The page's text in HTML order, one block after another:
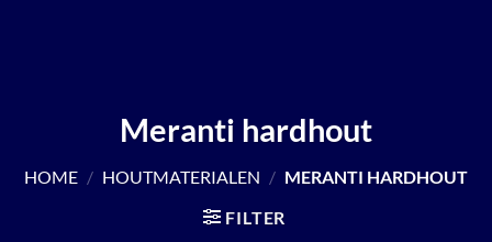
Meranti hardhout
HOME / HOUTMATERIALEN / MERANTI HARDHOUT
FILTER